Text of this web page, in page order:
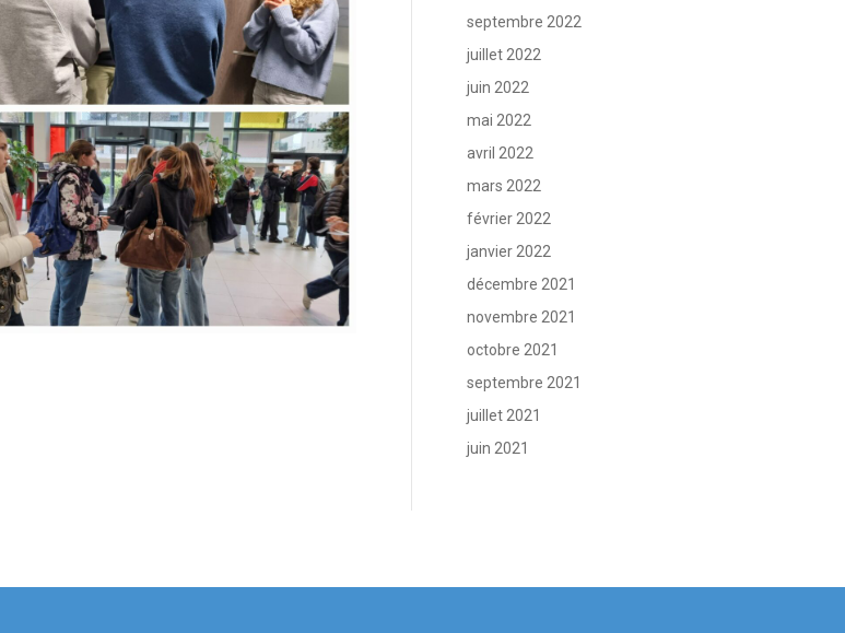
septembre 2022
juillet 2022
juin 2022
mai 2022
avril 2022
mars 2022
février 2022
janvier 2022
décembre 2021
novembre 2021
octobre 2021
septembre 2021
juillet 2021
juin 2021